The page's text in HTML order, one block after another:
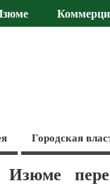
Городская